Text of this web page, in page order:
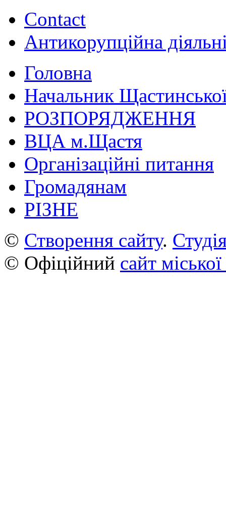
Contact
Антикорупційна
Головна
Начальник
РОЗПОРЯДЖЕННЯ
ВЦА м.Щастя
Організаційні питання
Громадянам
РІЗНЕ
© Створення сайту.
© Офіційний сайт